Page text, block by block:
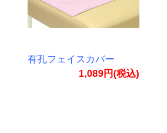
有孔フェイスカバー
1,089円(税込)